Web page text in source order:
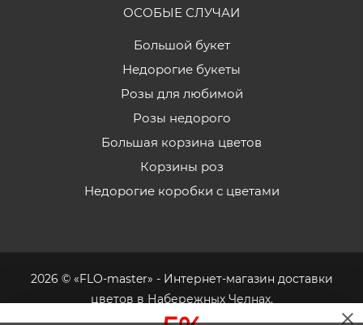
ОСОБЫЕ СЛУЧАИ
Большой букет
Недорогие букеты
Розы для любимой
Розы недорого
Большая корзина цветов
Корзины роз
Недорогие коробки с цветами
2026 © «FLO-master» - Интернет-магазин доставки
цветов в Набережных Челнах.